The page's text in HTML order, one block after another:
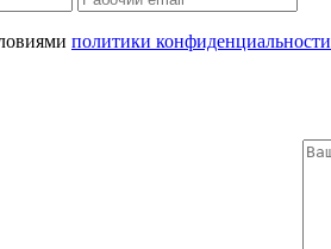
политики конфиденциальности